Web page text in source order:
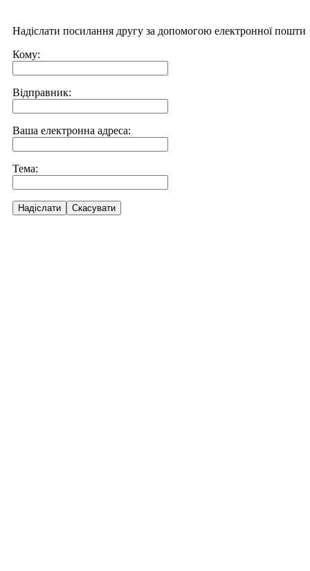
Надіслати посилання другу за допомогою електронної пошти
Кому:
Відправник:
Ваша електронна адреса:
Тема:
Надіслати Скасувати